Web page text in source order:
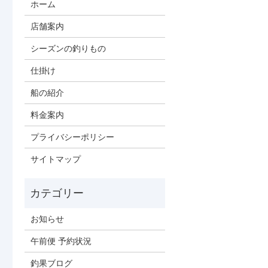
ホーム
店舗案内
シーズンの釣りもの
仕掛け
船の紹介
料金案内
プライバシーポリシー
サイトマップ
お知らせ
午前便 予約状況
釣果ブログ